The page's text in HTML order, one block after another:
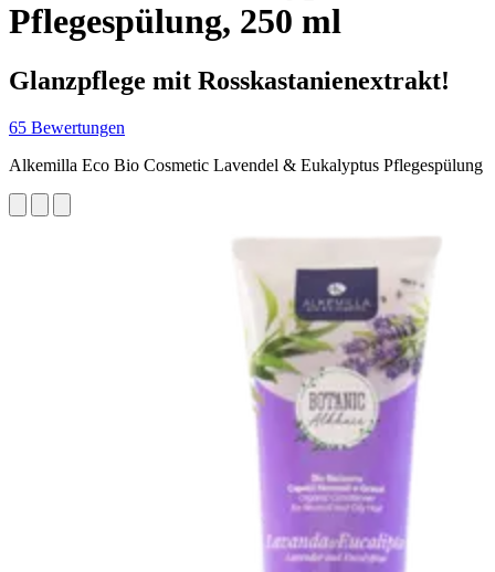
Pflegespülung, 250 ml
Glanzpflege mit Rosskastanienextrakt!
65 Bewertungen
Alkemilla Eco Bio Cosmetic Lavendel & Eukalyptus Pflegespülung